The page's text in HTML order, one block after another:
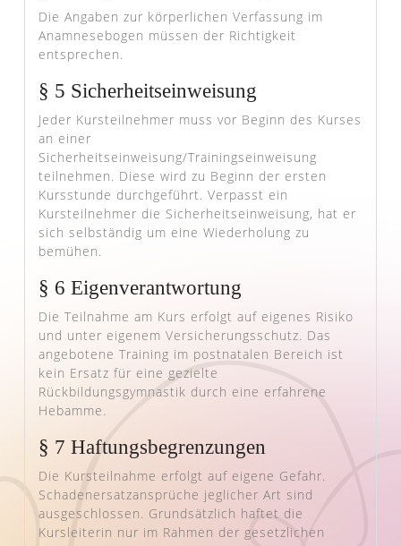
Die Angaben zur körperlichen Verfassung im
Anamnesebogen müssen der Richtigkeit
entsprechen.
§ 5 Sicherheitseinweisung
Jeder Kursteilnehmer muss vor Beginn des Kurses
an einer
Sicherheitseinweisung/Trainingseinweisung
teilnehmen. Diese wird zu Beginn der ersten
Kursstunde durchgeführt. Verpasst ein
Kursteilnehmer die Sicherheitseinweisung, hat er
sich selbständig um eine Wiederholung zu
bemühen.
§ 6 Eigenverantwortung
Die Teilnahme am Kurs erfolgt auf eigenes Risiko
und unter eigenem Versicherungsschutz. Das
angebotene Training im postnatalen Bereich ist
kein Ersatz für eine gezielte
Rückbildungsgymnastik durch eine erfahrene
Hebamme.
§ 7 Haftungsbegrenzungen
Die Kursteilnahme erfolgt auf eigene Gefahr.
Schadenersatzansprüche jeglicher Art sind
ausgeschlossen. Grundsätzlich haftet die
Kursleiterin nur im Rahmen der gesetzlichen